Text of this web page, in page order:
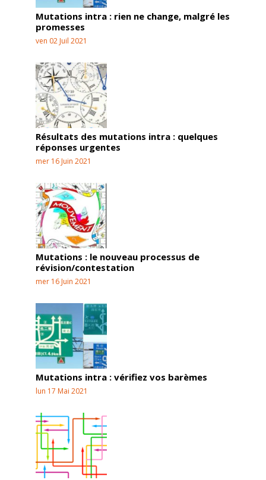
Mutations intra : rien ne change, malgré les
promesses
ven 02 Juil 2021
Résultats des mutations intra : quelques
réponses urgentes
mer 16 Juin 2021
Mutations : le nouveau processus de
révision/contestation
mer 16 Juin 2021
Mutations intra : vérifiez vos barèmes
lun 17 Mai 2021